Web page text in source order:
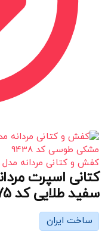
کفش و کتانی مردانه مدل savvysole رنگ مشکی طوسی کد 9438
سفید طلایی کد 41975
ساخت ایران